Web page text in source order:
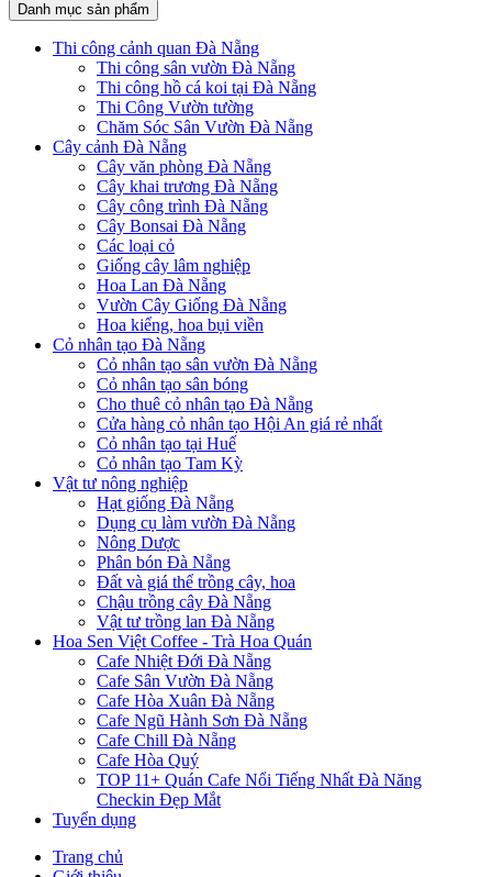
Danh mục sản phẩm
Thi công cảnh quan Đà Nẵng
Thi công sân vườn Đà Nẵng
Thi công hồ cá koi tại Đà Nẵng
Thi Công Vườn tường
Chăm Sóc Sân Vườn Đà Nẵng
Cây cảnh Đà Nẵng
Cây văn phòng Đà Nẵng
Cây khai trương Đà Nẵng
Cây công trình Đà Nẵng
Cây Bonsai Đà Nẵng
Các loại cỏ
Giống cây lâm nghiệp
Hoa Lan Đà Nẵng
Vườn Cây Giống Đà Nẵng
Hoa kiểng, hoa bụi viền
Cỏ nhân tạo Đà Nẵng
Cỏ nhân tạo sân vườn Đà Nẵng
Cỏ nhân tạo sân bóng
Cho thuê cỏ nhân tạo Đà Nẵng
Cửa hàng cỏ nhân tạo Hội An giá rẻ nhất
Cỏ nhân tạo tại Huế
Cỏ nhân tạo Tam Kỳ
Vật tư nông nghiệp
Hạt giống Đà Nẵng
Dụng cụ làm vườn Đà Nẵng
Nông Dược
Phân bón Đà Nẵng
Đất và giá thể trồng cây, hoa
Chậu trồng cây Đà Nẵng
Vật tư trồng lan Đà Nẵng
Hoa Sen Việt Coffee - Trà Hoa Quán
Cafe Nhiệt Đới Đà Nẵng
Cafe Sân Vườn Đà Nẵng
Cafe Hòa Xuân Đà Nẵng
Cafe Ngũ Hành Sơn Đà Nẵng
Cafe Chill Đà Nẵng
Cafe Hòa Quý
TOP 11+ Quán Cafe Nổi Tiếng Nhất Đà Năng
Checkin Đẹp Mắt
Tuyển dụng
Trang chủ